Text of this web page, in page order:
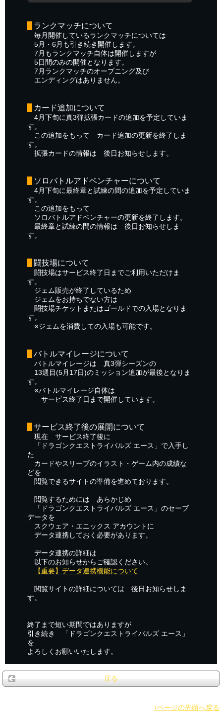
ランクマッチについて
毎月開催しているランクマッチについては
5月・6月も引き続き開催します。
7月もランクマッチ自体は開催しますが
5日間のみの開催となります。
7月ランクマッチのオープニング及び
エンディングはありません。
カード追加について
4月下旬に真3弾拡張カードの追加を予定していま
す。
この追加をもって カード追加の更新を終了しま
す。
拡張カードの情報は 後日お知らせします。
ソロバトルアドベンチャーについて
4月下旬に最終章と試練の間の追加を予定していま
す。
この追加をもって
ソロバトルアドベンチャーの更新を終了します。
最終章と試練の間の情報は 後日お知らせしま
す。
闘技場について
闘技場はサービス終了日までご利用いただけま
す。
ジェム販売が終了しているため
ジェムをお持ちでない方は
闘技場チケットまたはゴールドでの入場となりま
す。
※ジェムを消費しての入場も可能です。
バトルマイレージについて
バトルマイレージは 真3弾シーズンの
13週目(5月17日)のミッション追加が最後となりま
す。
※バトルマイレージ自体は
サービス終了日まで開催しています。
サービス終了後の展開について
現在 サービス終了後に
「ドラゴンクエストライバルズ エース」で入手し
た
カードやスリーブのイラスト・ゲーム内の成績な
どを
閲覧できるサイトの準備を進めております。
閲覧するためには あらかじめ
「ドラゴンクエストライバルズ エース」のセーブ
データを
スクウェア・エニックス アカウントに
データ連携しておく必要があります。
データ連携の詳細は
以下のお知らせからご確認ください。
【重要】データ連携機能について
閲覧サイトの詳細については 後日お知らせしま
す。
終了まで短い期間ではありますが
引き続き 「ドラゴンクエストライバルズ エース」
を
よろしくお願いいたします。
戻る
↑ページの先頭へ戻る